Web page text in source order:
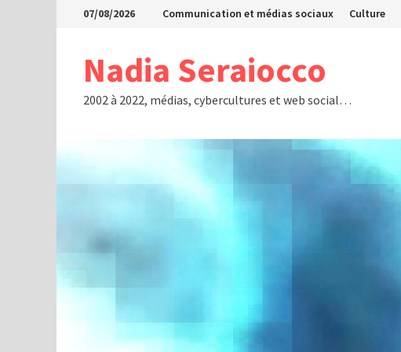
Passer07/08/2026 Communication et médias sociaux Culture
Nadia Seraiocco
2002 à 2022, médias, cybercultures et web social…